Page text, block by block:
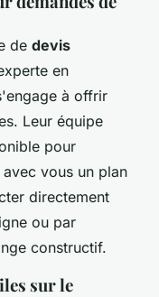
de devis
en
à offrir
Leur équipe
pour
vous un plan
directement
ou par
constructif.
sur le